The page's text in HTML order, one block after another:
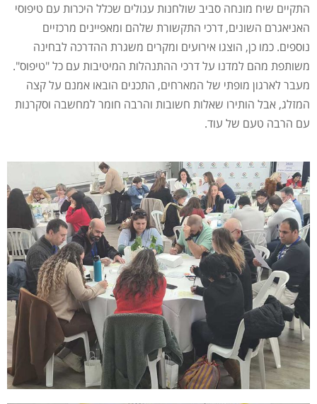
התקיים שיח מונחה סביב שולחנות עגולים שכלל היכרות עם טיפוסי
האניאגרם השונים, דרכי התקשורת שלהם ומאפיינים מרכזיים
נוספים. כמו כן, הוצגו אירועים ומקרים משגרת ההדרכה לבחינה
משותפת מהם למדנו על דרכי ההתנהלות המיטיבות עם כל "טיפוס".
מעבר לארגון מופתי של המארחים, התכנים הובאו אמנם על קצה
המזלג, אבל הותירו שאלות חשובות והרבה חומר למחשבה וסקרנות
עם הרבה טעם של עוד.